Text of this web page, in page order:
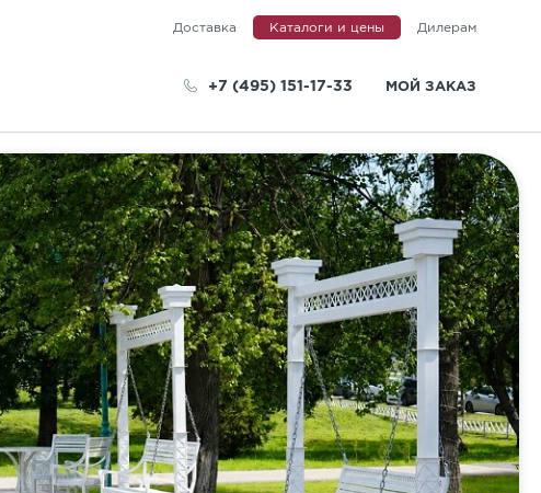
Доставка Каталоги и цены Дилерам
+7 (495) 151-17-33 МОЙ ЗАКАЗ